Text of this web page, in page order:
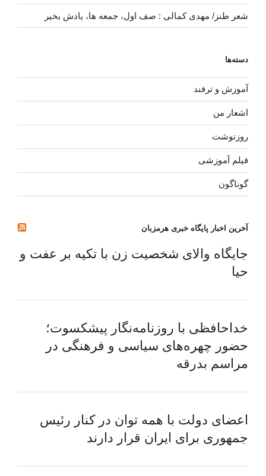
شعر طنز/ مهدی کمالی : صف اول، جمعه ها، یادش بخیر
دسته‌ها
آموزش و ترفند
اشعار من
روزنوشت
فیلم آموزشی
گوناگون
آخرین اخبار پایگاه خبری هرمزبان
جایگاه والای شخصیت زن با تکیه بر عفت و
حیا
خداحافظی با روزنامه‌نگار پیشکسوت؛
حضور چهره‌های سیاسی و فرهنگی در
مراسم بدرقه
اعضای دولت با همه توان در کنار رئیس
جمهوری برای ایران قرار دارند